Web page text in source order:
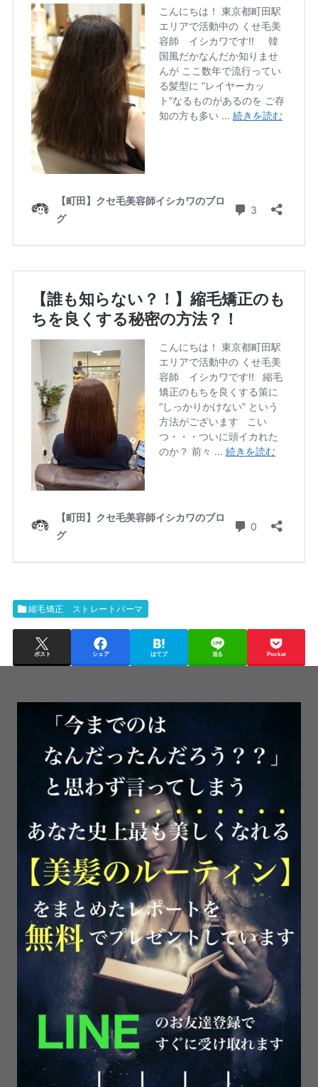
縮毛矯正 ストレートパーマ
ポスト シェア はてブ 送る Pocket